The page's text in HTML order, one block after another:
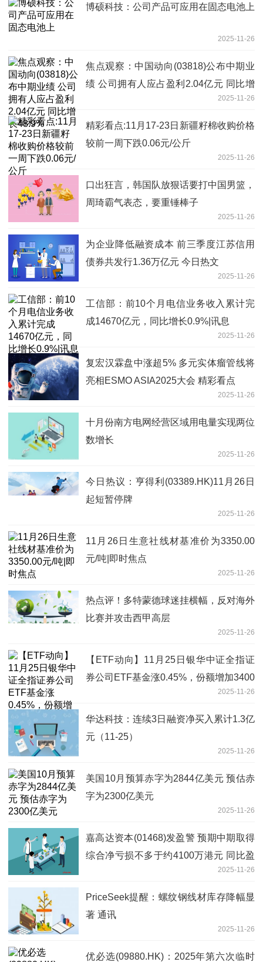
博硕科技：公司产品可应用在固态电池上
2025-11-26
焦点观察：中国动向(03818)公布中期业
绩 公司拥有人应占盈利2.04亿元 同比增
2025-11-26
精彩看点:11月17-23日新疆籽棉收购价格
较前一周下跌0.06元/公斤
2025-11-26
口出狂言，韩国队放狠话要打中国男篮，
周琦霸气表态，要重锤棒子
2025-11-26
为企业降低融资成本 前三季度江苏信用
债券共发行1.36万亿元 今日热文
2025-11-26
工信部：前10个月电信业务收入累计完
成14670亿元，同比增长0.9%|讯息
2025-11-26
复宏汉霖盘中涨超5% 多元实体瘤管线将
亮相ESMO ASIA2025大会 精彩看点
2025-11-26
十月份南方电网经营区域用电量实现两位
数增长
2025-11-26
今日热议：亨得利(03389.HK)11月26日
起短暂停牌
2025-11-26
11月26日生意社线材基准价为3350.00
元/吨|即时焦点
2025-11-26
热点评！多特蒙德球迷挂横幅，反对海外
比赛并攻击西甲高层
2025-11-26
【ETF动向】11月25日银华中证全指证
券公司ETF基金涨0.45%，份额增加3400
2025-11-26
华达科技：连续3日融资净买入累计1.3亿
元（11-25）
2025-11-26
美国10月预算赤字为2844亿美元 预估赤
字为2300亿美元
2025-11-26
嘉高达资本(01468)发盈警 预期中期取得
综合净亏损不多于约4100万港元 同比盈
2025-11-26
PriceSeek提醒：螺纹钢线材库存降幅显
著 通讯
2025-11-26
优必选(09880.HK)：2025年第六次临时